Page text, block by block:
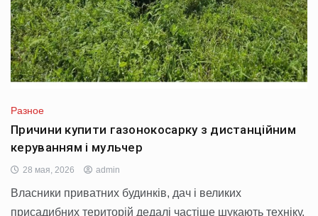
Разное
Причини купити газонокосарку з дистанційним
керуванням і мульчер
28 мая, 2026 admin
Власники приватних будинків, дач і великих
присадибних територій дедалі частіше шукають техніку,